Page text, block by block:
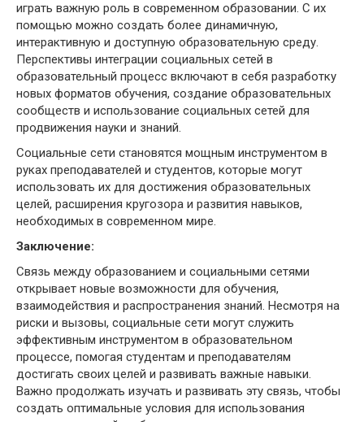
играть важную роль в современном образовании. С их
помощью можно создать более динамичную,
интерактивную и доступную образовательную среду.
Перспективы интеграции социальных сетей в
образовательный процесс включают в себя разработку
новых форматов обучения, создание образовательных
сообществ и использование социальных сетей для
продвижения науки и знаний.
Социальные сети становятся мощным инструментом в
руках преподавателей и студентов, которые могут
использовать их для достижения образовательных
целей, расширения кругозора и развития навыков,
необходимых в современном мире.
Заключение:
Связь между образованием и социальными сетями
открывает новые возможности для обучения,
взаимодействия и распространения знаний. Несмотря на
риски и вызовы, социальные сети могут служить
эффективным инструментом в образовательном
процессе, помогая студентам и преподавателям
достигать своих целей и развивать важные навыки.
Важно продолжать изучать и развивать эту связь, чтобы
создать оптимальные условия для использования